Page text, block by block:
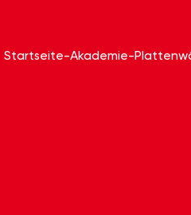
Startseite-Akademie-